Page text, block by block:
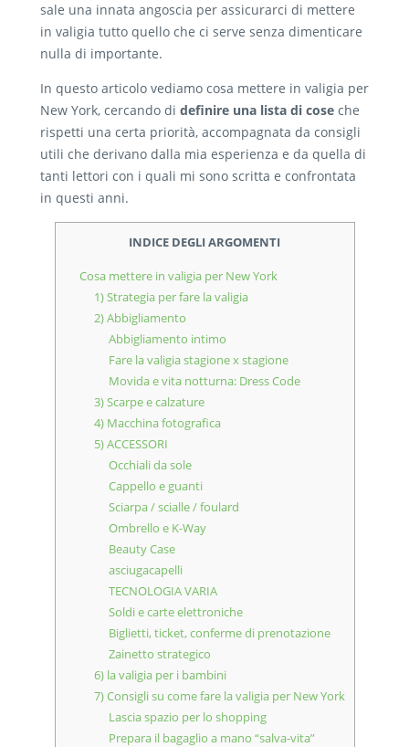
sale una innata angoscia per assicurarci di mettere
in valigia tutto quello che ci serve senza dimenticare
nulla di importante.
In questo articolo vediamo cosa mettere in valigia per
New York, cercando di definire una lista di cose che
rispetti una certa priorità, accompagnata da consigli
utili che derivano dalla mia esperienza e da quella di
tanti lettori con i quali mi sono scritta e confrontata
in questi anni.
INDICE DEGLI ARGOMENTI
Cosa mettere in valigia per New York
1) Strategia per fare la valigia
2) Abbigliamento
Abbigliamento intimo
Fare la valigia stagione x stagione
Movida e vita notturna: Dress Code
3) Scarpe e calzature
4) Macchina fotografica
5) ACCESSORI
Occhiali da sole
Cappello e guanti
Sciarpa / scialle / foulard
Ombrello e K-Way
Beauty Case
asciugacapelli
TECNOLOGIA VARIA
Soldi e carte elettroniche
Biglietti, ticket, conferme di prenotazione
Zainetto strategico
6) la valigia per i bambini
7) Consigli su come fare la valigia per New York
Lascia spazio per lo shopping
Prepara il bagaglio a mano “salva-vita”